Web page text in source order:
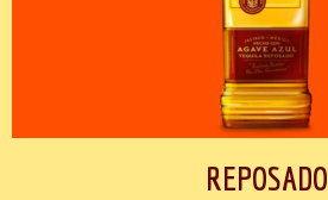
REPOSADO